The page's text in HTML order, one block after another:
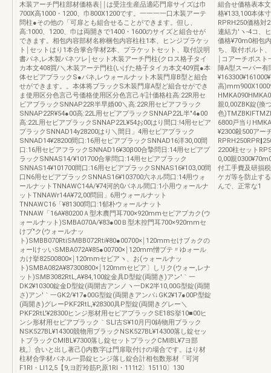
木装アーチ門柱部材価格表￨￨は受注生産品適応門扉サイズは巾
700X高1000・1200、巾800X1200です。一一一一口木装アーテ
問柱●その他の「可扉とも組合せることができます。但し、
高:1000、1200、巾は両開きで1400・1600のサイズと組合せが
できます。相包内容部材名称梱包内容柱柱1本、ヒンジプラケッ
ト￨セットはり1本合掌合学材2本、プラケットセット、取付説明
書パネ,レ木製パネツレ￨セット木装アーチ門柱(クロス格子タイ
カ本文408買/＼木装アーテ門柱(いげた格子タイカ本文409買●本
体セピアプラックS●パネ,レウォールナット木装門扉B型と組合
せができます。。本体将ブラックS木装門扉A型ど組合せができ
ま使用区分色言己号価格使用区分色言己ギ計価格柱高:22R用セ
ビアブラックSNNAP22R半早婚00＼高:22R用セビアフラック
SNNAP22R¥54●00高:22L用セピアプラックSNNAP22L半"4●00
高:22L用セビアプラックSNNAP22L¥54お00はり間口:!4用セピア
プラックSNNAD14y28200はり＼間日」4用セビアプラック
SNNAD14¥28200間口:16用セピアプラックSNNAD16洋30,00間
口:16用セビアフラックSNNAD16¥30β00合摯問日:14用セピアプ
ラックSNNAS14/¥101700合掌問口:14用セピアプラック
SNNAS14¥101700間口:16用セビアプラックSNNAS16¥103,00間
口N6用セピアプラックSNNAS16¥103700六ネル問口:14用ウォ
ールナットTNNAWC14A/¥74河的0パネル間口:1小用ウォールナ
ットTNNAWr14A¥72,00問回」6用ウォールナット
TNNAWC16「¥81300問口:1郁朴ウォールナット
TNNAW「16A¥80200Ａ型木農門耳700×920mmセピアプカク(ウ
ォールナット)SMBA070A/¥83●00Ｂ型木控門耳700×920mmセ
けブ"ク(ウォールナッ
ト)SMBB070RtiSMBB072Rti¥80●00700×￨120mmセけブヵクの
ォーlけッいSMBA072A¥85●00700×￨120mm憎ブテ〃ゆォール
カけ挙82500800×￨120mmセビアヽ、お(ゥォールナッ
ト)SMBA082A¥87300800×￨120mmセビア〕しリク(ウォー,レナ
ット)SMB3082RtL,A¥84,100錠金具D型錠(両開き)アン′｀一
DK2¥10300錠金D型錠(両開吉アンノヽ一DK2半10,00G型錠(両開
さ)アン′｀一GK2/¥17●00G型錠(両開きアンパ↓GK2¥17●00P型錠
(両開き)グレーPKF2RtL,¥28300具P型錠(両開きグレー＼
PKF2RtL'¥28300ヒンジ形材用セピアプラックSE18S挙10■00ヒ
ンシ形材用セビアプラック｀SLl古S¥10月円0鋳物用プラック
NSK527BL¥14300競物用ブラックNSK527BL¥14300落し錠セッ
トブラックCMlBL¥7300落し錠セットプラックCMlBL¥7ヨ部
枝,〕合いと出し著己()内数字は門扉取付けの場合です。はり材
柱材合学材パネル一昴錠ヒンジ落し錠合計相包数形材「可河
F1Rl・Ll12,5【9,ヨ貯玲筋P,原1Rl・111t2〕15110〕130
組合せ価格表本
格¥133,100本体
RPRH250価格対
連結力′ヽ-4コ、
価格¥70m0相包
ち、取付ポルト
￨コアーチポス
陣A型スーパー
高
親0,00ZBK錠(換
色
6800戸当り
¥2300殺500アー
2200柱セット
0,00親
付工手費及研損
ケガ等を防止す
んで、正常な1